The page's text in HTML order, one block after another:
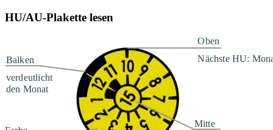
HU/AU-Plakette lesen